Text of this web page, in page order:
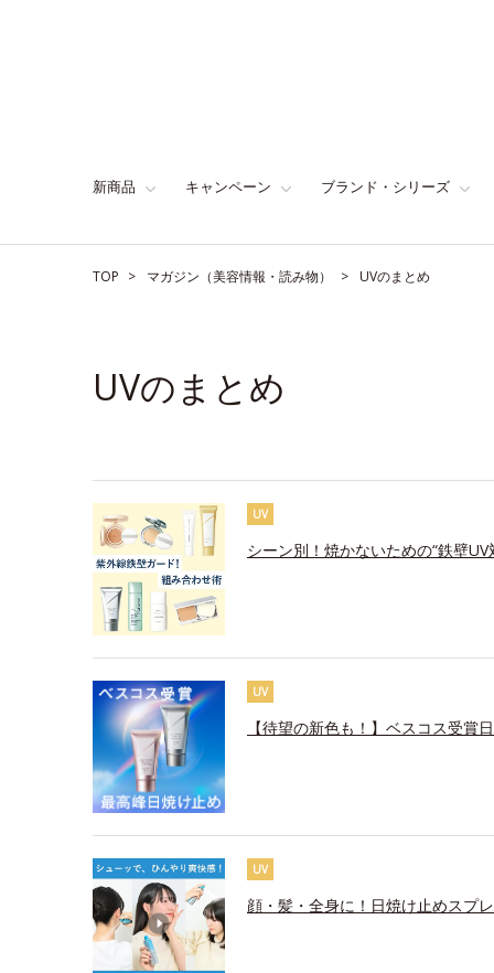
新商品 キャンペーン ブランド・シリーズ
TOP マガジン（美容情報・読み物） UVのまとめ
UVのまとめ
UV
シーン別！焼かないための“鉄壁
UV
【待望の新色も！】ベスコス受賞
UV
顔・髪・全身に！日焼け止めスプ